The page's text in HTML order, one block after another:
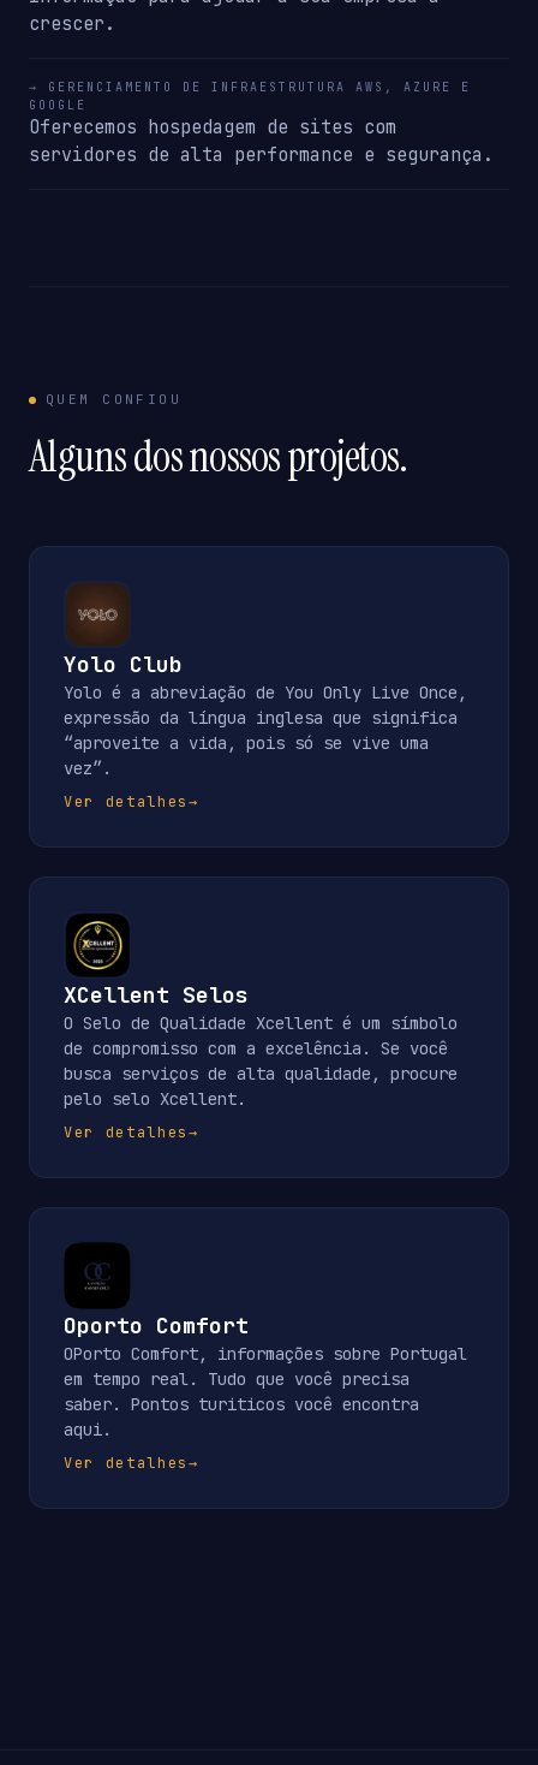
crescer.
→ GERENCIAMENTO DE INFRAESTRUTURA AWS, AZURE E
GOOGLE
Oferecemos hospedagem de sites com
servidores de alta performance e segurança.
QUEM CONFIOU
Alguns dos nossos projetos.
Yolo Club
Yolo é a abreviação de You Only Live Once,
expressão da língua inglesa que significa
“aproveite a vida, pois só se vive uma
vez”.
Ver detalhes→
XCellent Selos
O Selo de Qualidade Xcellent é um símbolo
de compromisso com a excelência. Se você
busca serviços de alta qualidade, procure
pelo selo Xcellent.
Ver detalhes→
Oporto Comfort
OPorto Comfort, informações sobre Portugal
em tempo real. Tudo que você precisa
saber. Pontos turiticos você encontra
aqui.
Ver detalhes→